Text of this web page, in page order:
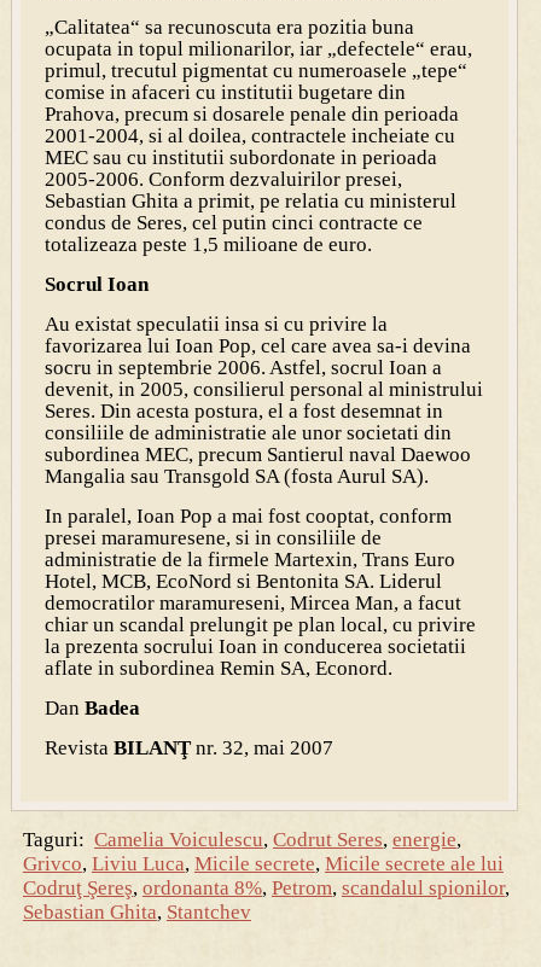
„Calitatea“ sa recunoscuta era pozitia buna
ocupata in topul milionarilor, iar „defectele“ erau,
primul, trecutul pigmentat cu numeroasele „tepe“
comise in afaceri cu institutii bugetare din
Prahova, precum si dosarele penale din perioada
2001-2004, si al doilea, contractele incheiate cu
MEC sau cu institutii subordonate in perioada
2005-2006. Conform dezvaluirilor presei,
Sebastian Ghita a primit, pe relatia cu ministerul
condus de Seres, cel putin cinci contracte ce
totalizeaza peste 1,5 milioane de euro.
Socrul Ioan
Au existat speculatii insa si cu privire la
favorizarea lui Ioan Pop, cel care avea sa-i devina
socru in septembrie 2006. Astfel, socrul Ioan a
devenit, in 2005, consilierul personal al ministrului
Seres. Din acesta postura, el a fost desemnat in
consiliile de administratie ale unor societati din
subordinea MEC, precum Santierul naval Daewoo
Mangalia sau Transgold SA (fosta Aurul SA).
In paralel, Ioan Pop a mai fost cooptat, conform
presei maramuresene, si in consiliile de
administratie de la firmele Martexin, Trans Euro
Hotel, MCB, EcoNord si Bentonita SA. Liderul
democratilor maramureseni, Mircea Man, a facut
chiar un scandal prelungit pe plan local, cu privire
la prezenta socrului Ioan in conducerea societatii
aflate in subordinea Remin SA, Econord.
Dan Badea
Revista BILANŢnr. 32, mai 2007
Taguri: Camelia Voiculescu, Codrut Seres, energie,
Grivco, Liviu Luca, Micile secrete, Micile secrete ale lui
Codruţ Şereş, ordonanta 8%, Petrom, scandalul spionilor,
Sebastian Ghita, Stantchev